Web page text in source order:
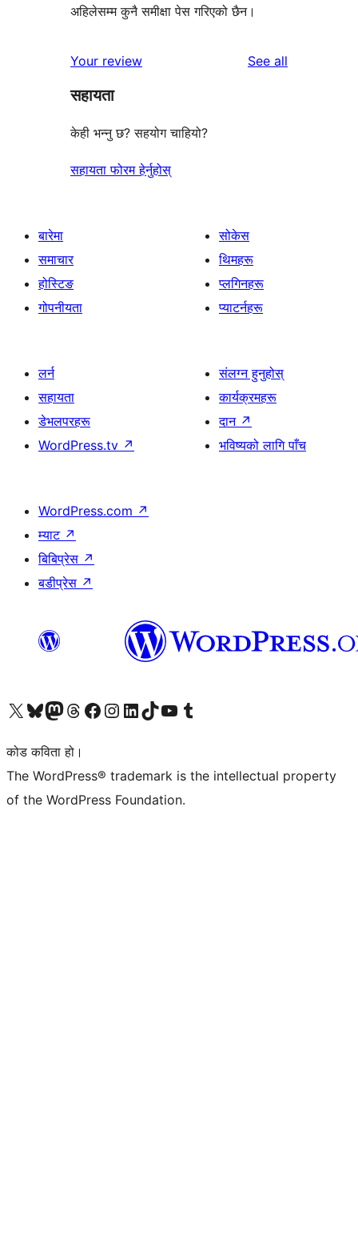
अहिलेसम्म कुनै समीक्षा पेस गरिएको छैन।
Your review See all
सहायता
केही भन्नु छ? सहयोग चाहियो?
सहायता फोरम हेर्नुहोस्
बारेमा
समाचार
होस्टिङ
गोपनीयता
सोकेस
थिमहरू
प्लगिनहरू
प्याटर्नहरू
लर्न
सहायता
डेभलपरहरू
WordPress.tv ↗
संलग्न हुनुहोस्
कार्यक्रमहरू
दान ↗
भविष्यको लागि पाँच
WordPress.com ↗
म्याट ↗
बिबिप्रेस ↗
बडीप्रेस ↗
हाम्रो X (पहिले ट्विटर) खातामा जानुहोस्
हाम्रो Bluesky खाता भ्रमण गर्नुहोस्
हाम्रो म्यास्टोडन खाता भ्रमण गर्नुहोस्
हाम्रो थ्रेड्स खातामा जानुहोस्
हाम्रो फेसबुक पेजमा जानुहोस्
हाम्रो इन्स्टाग्राम खातामा जानुहोस्
हाम्रो लिङ्क्डइन खातामा जानुहोस्
हाम्रो TikTok खाता भ्रमण गर्नुहोस्
हाम्रो युट्युब च्यानलमा जानुहोस्
हाम्रो टम्बलर खाता भ्रमण गर्नुहोस्
कोड कविता हो।
The WordPress® trademark is the intellectual property
of the WordPress Foundation.